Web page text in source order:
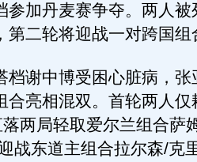
参加丹麦赛争夺。两人被
第二轮将迎战一对跨国组
谢中博受困心脏病，张
合亮相混双。首轮两人
两局轻取爱尔兰组合萨
战东道主组合拉尔森/克